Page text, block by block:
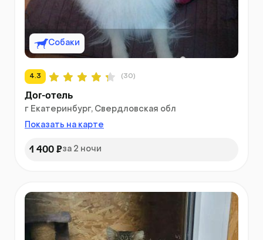
Собаки
4.3 (30)
Дог-отель
г Екатеринбург, Свердловская обл
Показать на карте
1 400 ₽за 2 ночи